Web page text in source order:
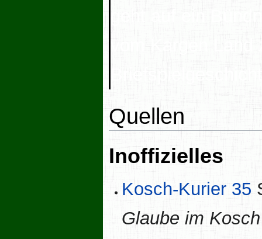
vom Kargen Land
Quellen
Inoffizielles
Kosch-Kurier 35
Glaube im